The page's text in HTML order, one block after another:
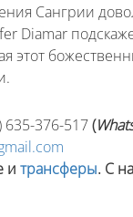
Сангрии
Diamar
этот
635-376-517(
и трансферы. С